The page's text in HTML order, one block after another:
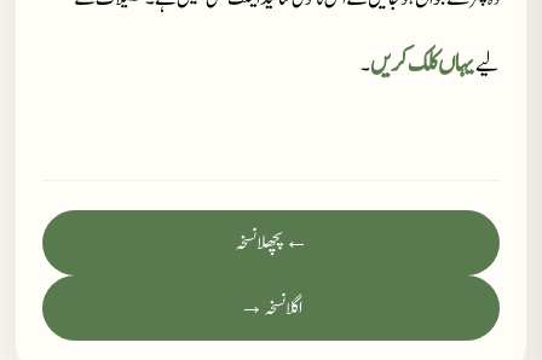
لیےیہاں کلک کریں۔
← پچھلا نسخہ
اگلا نسخہ →